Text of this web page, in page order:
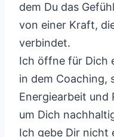
dem Du das
von einer Kraft,
verbindet.
Ich öffne für Dich
in dem Coaching,
Energiearbeit und
um Dich
Ich gebe Dir nicht